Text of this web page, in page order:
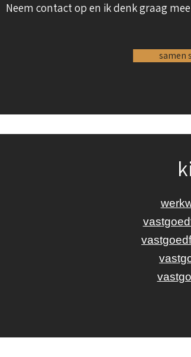
Neem contact op en ik denk graag
samen